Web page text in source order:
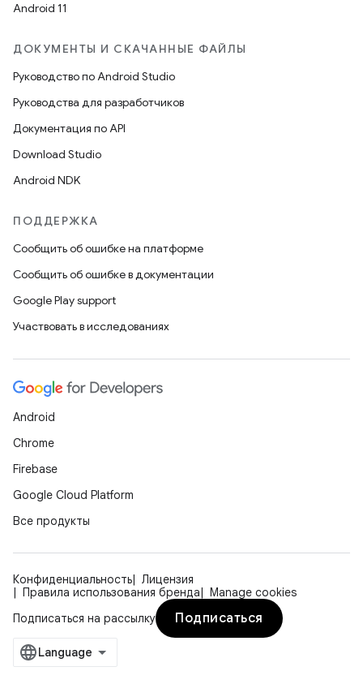
Android 11
ДОКУМЕНТЫ И СКАЧАННЫЕ ФАЙЛЫ
Руководство по Android Studio
Руководства для разработчиков
Документация по API
Download Studio
Android NDK
ПОДДЕРЖКА
Сообщить об ошибке на платформе
Сообщить об ошибке в документации
Google Play support
Участвовать в исследованиях
Android
Chrome
Firebase
Google Cloud Platform
Все продукты
Конфиденциальность
Лицензия
Правила использования бренда
Manage cookies
Подписаться на рассылку
Подписаться